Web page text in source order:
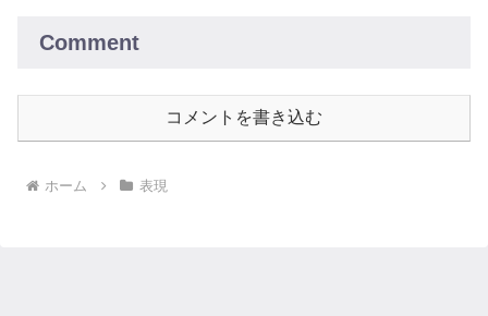
Comment
コメントを書き込む
ホーム 表現